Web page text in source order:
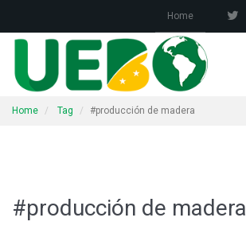
Home
Home Tag #producción de madera
#producción de madera